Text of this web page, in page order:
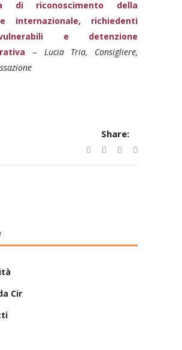
di riconoscimento della
internazionale, richiedenti
e detenzione
– Lucia Tria, Consigliere,
Share:
Cir